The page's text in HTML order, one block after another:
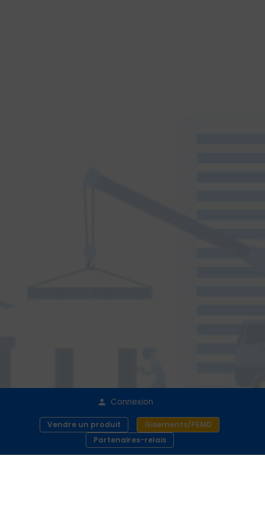
Connexion
Vendre un produit
Gisements/PEMD
Partenaires-relais